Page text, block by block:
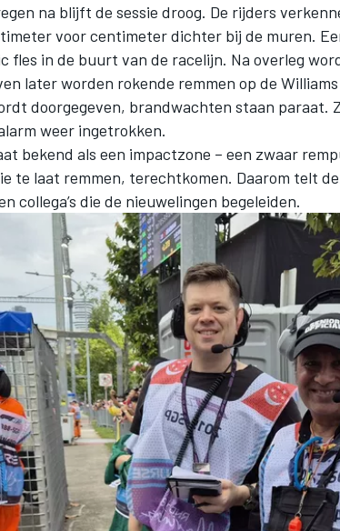
na blijft de sessie droog. De rijders
voor centimeter dichter bij de muren.
fles in de buurt van de racelijn. Na overleg
later worden rokende remmen op de Williams
doorgegeven, brandwachten staan paraat.
weer ingetrokken.
bekend als een impactzone – een zwaar
te laat remmen, terechtkomen. Daarom telt
collega’s die de nieuwelingen begeleiden.